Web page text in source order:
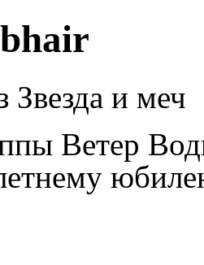
Звезда и меч
Ветер